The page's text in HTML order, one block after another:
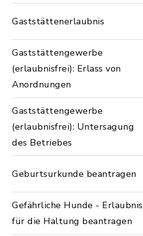
Gaststättenerlaubnis
Gaststättengewerbe
(erlaubnisfrei): Erlass von
Anordnungen
Gaststättengewerbe
(erlaubnisfrei): Untersagung
des Betriebes
Geburtsurkunde beantragen
Gefährliche Hunde - Erlaubnis
für die Haltung beantragen